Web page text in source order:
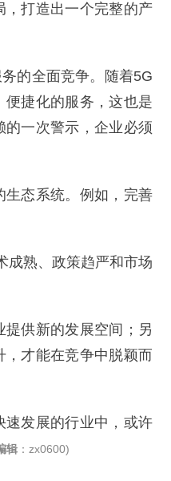
，打造出一个完整的产
的全面竞争。随着5G
捷化的服务，这也是
一次警示，企业必须
生态系统。例如，完善
成熟、政策趋严和市场
供新的发展空间；另
才能在竞争中脱颖而
速发展的行业中，或许
辑 ：zx0600)